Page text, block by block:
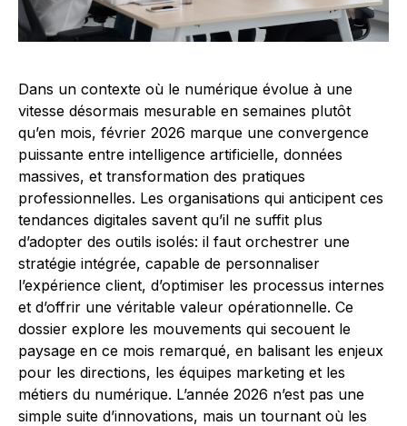
Dans un contexte où le numérique évolue à une
vitesse désormais mesurable en semaines plutôt
qu’en mois, février 2026 marque une convergence
puissante entre intelligence artificielle, données
massives, et transformation des pratiques
professionnelles. Les organisations qui anticipent ces
tendances digitales savent qu’il ne suffit plus
d’adopter des outils isolés: il faut orchestrer une
stratégie intégrée, capable de personnaliser
l’expérience client, d’optimiser les processus internes
et d’offrir une véritable valeur opérationnelle. Ce
dossier explore les mouvements qui secouent le
paysage en ce mois remarqué, en balisant les enjeux
pour les directions, les équipes marketing et les
métiers du numérique. L’année 2026 n’est pas une
simple suite d’innovations, mais un tournant où les